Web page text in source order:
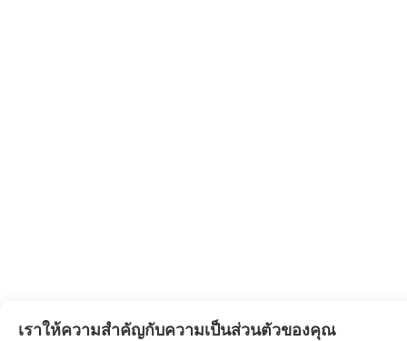
เราให้ความสำคัญกับความเป็นส่วนตัวของคุณ